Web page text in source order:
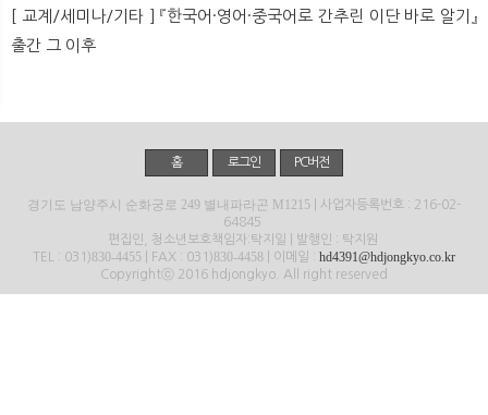
[ 교계/세미나/기타 ] 『한국어·영어·중국어로 간추린 이단 바로 알기』
출간 그 이후
홈 로그인 PC버전
경기도 남양주시 순화궁로 249 별내파라곤 M1215 | 사업자등록번호 : 216-02-
64845
편집인, 청소년보호책임자:탁지일 | 발행인 : 탁지원
TEL : 031)830-4455 | FAX : 031)830-4458 | 이메일 : hd4391@hdjongkyo.co.kr
Copyrightⓒ 2016 hdjongkyo. All right reserved